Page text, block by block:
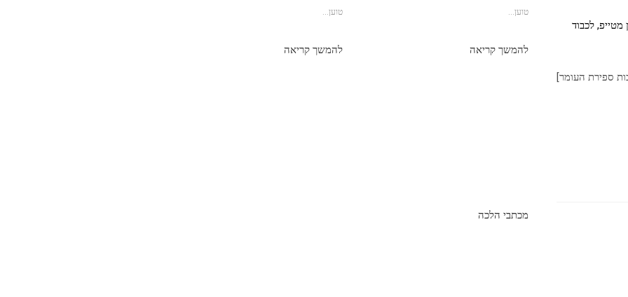
מטייפ, לכבוד
ספירת העומר]
טוען...
להמשך קריאה
טוען...
להמשך קריאה
מכתבי הלכה